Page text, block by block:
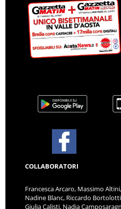
COLLABORATORI
Francesca Arcaro, Massimo
Nadine Blanc, Riccardo
Giulia Calisti, Nadia